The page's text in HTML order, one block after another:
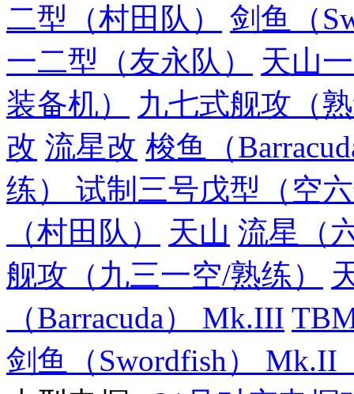
二型（村田队）
剑鱼（
一二型（友永队）
天山
装备机）
九七式舰攻（
改 流星改 梭鱼（
练） 试制三号戊型（空
（村田队）
天山 流星（
舰攻（九三一空/熟练）
（Barracuda） Mk.III
剑鱼（Swordfish） Mk.II